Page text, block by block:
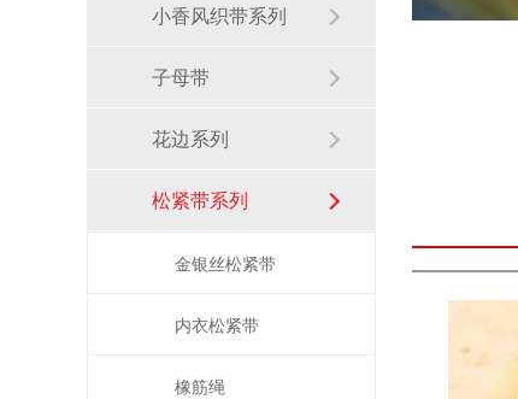
小香风织带系列
子母带
花边系列
松紧带系列
金银丝松紧带
内衣松紧带
橡筋绳